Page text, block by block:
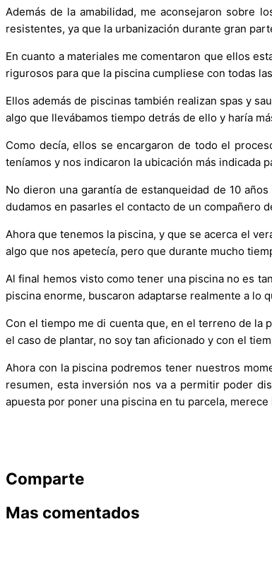
Además de la amabilidad, me aconsejaron sobre
resistentes, ya que la urbanización durante gran
En cuanto a materiales me comentaron que ellos
rigurosos para que la piscina cumpliese con todas
Ellos además de piscinas también realizan spas y
algo que llevábamos tiempo detrás de ello y haría
Como decía, ellos se encargaron de todo el
teníamos y nos indicaron la ubicación más indicada
No dieron una garantía de estanqueidad de 10
dudamos en pasarles el contacto de un compañero
Ahora que tenemos la piscina, y que se acerca el
algo que nos apetecía, pero que durante mucho
Al final hemos visto como tener una piscina no es
piscina enorme, buscaron adaptarse realmente a lo
Con el tiempo me di cuenta que, en el terreno de la
el caso de plantar, no soy tan aficionado y con el
Ahora con la piscina podremos tener nuestros
resumen, esta inversión nos va a permitir poder
apuesta por poner una piscina en tu parcela, merece
Comparte
Mas comentados